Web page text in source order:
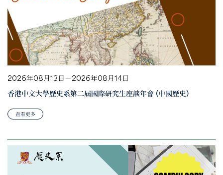
2026年08月13日－2026年08月14日
香港中文大學歷史系第二屆國際研究生座談年會 (中國歷史)
查看更多